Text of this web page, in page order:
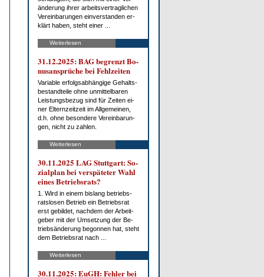
än­de­rung ih­rer ar­beits­ver­trag­li­chen
Ver­ein­ba­run­gen ein­ver­stan­den er­
klärt ha­ben, steht ei­ner ...
Weiterlesen
31.12.2025: BAG be­grenzt Bo­
nus­an­sprü­che bei Fehl­zei­ten
Va­ria­ble er­folgs­ab­hän­gi­ge Ge­halts­
be­stand­tei­le oh­ne un­mit­tel­ba­ren
Leis­tungs­be­zug sind für Zei­ten ei­
ner El­tern­zeit­zeit im All­ge­mei­nen,
d.h. oh­ne be­son­de­re Ver­ein­ba­run­
gen, nicht zu zah­len.
Weiterlesen
30.11.2025 LAG Stutt­gart: So­
zi­al­plan bei ver­spä­te­ter Wahl
ei­nes Be­triebs­rats?
1. Wird in ei­nem bis­lang be­triebs­
rats­lo­sen Be­trieb ein Be­triebs­rat
erst ge­bil­det, nach­dem der Ar­beit­
ge­ber mit der Um­set­zung der Be­
trieb­s­än­de­rung be­gon­nen hat, steht
dem Be­triebs­rat nach ...
Weiterlesen
30.11.2025: EuGH: Feh­ler bei